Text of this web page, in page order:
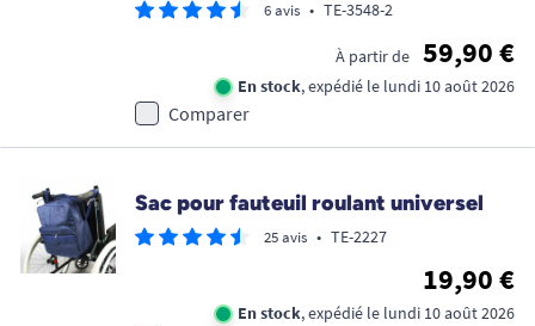
6 avis • TE-3548-2
À partir de 59,90 €
En stock, expédié le lundi 10 août 2026
Comparer
Sac pour fauteuil roulant universel
25 avis • TE-2227
19,90 €
En stock, expédié le lundi 10 août 2026